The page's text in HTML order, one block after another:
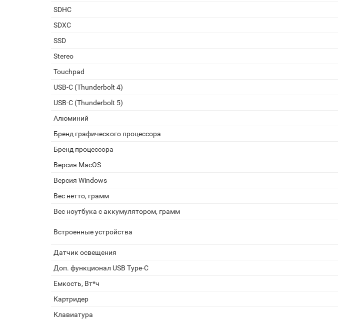
SDHC
SDXC
SSD
Stereo
Touchpad
USB-C (Thunderbolt 4)
USB-C (Thunderbolt 5)
Алюминий
Бренд графического процессора
Бренд процессора
Версия MacOS
Версия Windows
Вес нетто, грамм
Вес ноутбука с аккумулятором, грамм
Встроенные устройства
Датчик освещения
Доп. функционал USB Type-C
Емкость, Вт*ч
Картридер
Клавиатура